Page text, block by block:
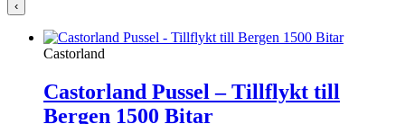
‹
Castorland
Castorland Pussel – Tillflykt till
Bergen 1500 Bitar